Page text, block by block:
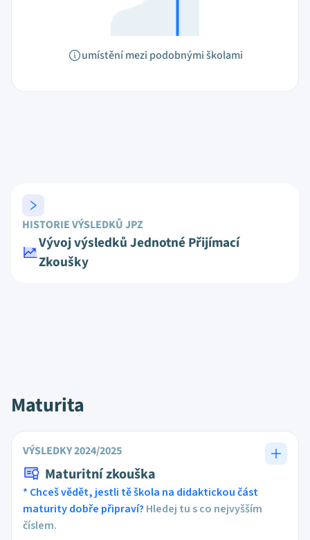
umístění mezi podobnými školami
HISTORIE VÝSLEDKŮ JPZ
Vývoj výsledků Jednotné Přijímací
Zkoušky
Maturita
VÝSLEDKY 2024/2025
Maturitní zkouška
* Chceš vědět, jestli tě škola na didaktickou část
maturity dobře připraví? Hledej tu s co nejvyšším
číslem.